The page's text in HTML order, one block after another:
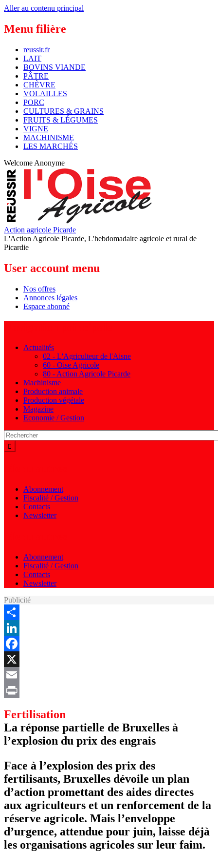
Aller au contenu principal
Menu filière
reussir.fr
LAIT
BOVINS VIANDE
PÂTRE
CHÈVRE
VOLAILLES
PORC
CULTURES & GRAINS
FRUITS & LÉGUMES
VIGNE
MACHINISME
LES MARCHÉS
Welcome Anonyme
Action agricole Picarde
L'Action Agricole Picarde, L'hebdomadaire agricole et rural de
Picardie
User account menu
Nos offres
Annonces légales
Espace abonné
Actualités
02 - L'Agriculteur de l'Aisne
60 - Oise Agricole
80 - Action Agricole Picarde
Machinisme
Production animale
Production végétale
Magazine
Economie / Gestion
Abonnement
Fiscalité / Gestion
Contacts
Newsletter
Abonnement
Fiscalité / Gestion
Contacts
Newsletter
Publicité
Share
LinkedIn
Facebook
X
Email
Fertilisation
La réponse partielle de Bruxelles à
l’explosion du prix des engrais
Face à l’explosion des prix des
fertilisants, Bruxelles dévoile un plan
d’action promettant des aides directes
aux agriculteurs et un renforcement de la
réserve agricole. Mais l’enveloppe
d’urgence, attendue pour juin, laisse déjà
les organisations agricoles sur leur faim.